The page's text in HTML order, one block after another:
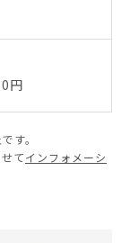
円
す。
てインフォメーシ